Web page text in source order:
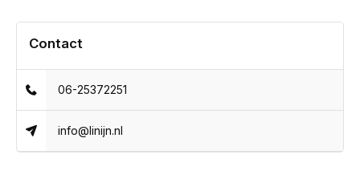
Contact
06-25372251
info@linijn.nl